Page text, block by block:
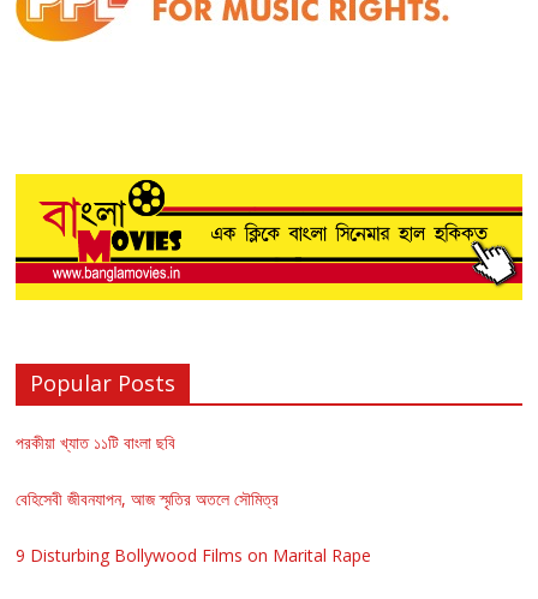
Popular Posts
পরকীয়া খ্যাত ১১টি বাংলা ছবি
বেহিসেবী জীবনযাপন, আজ স্মৃতির অতলে সৌমিত্র
9 Disturbing Bollywood Films on Marital Rape